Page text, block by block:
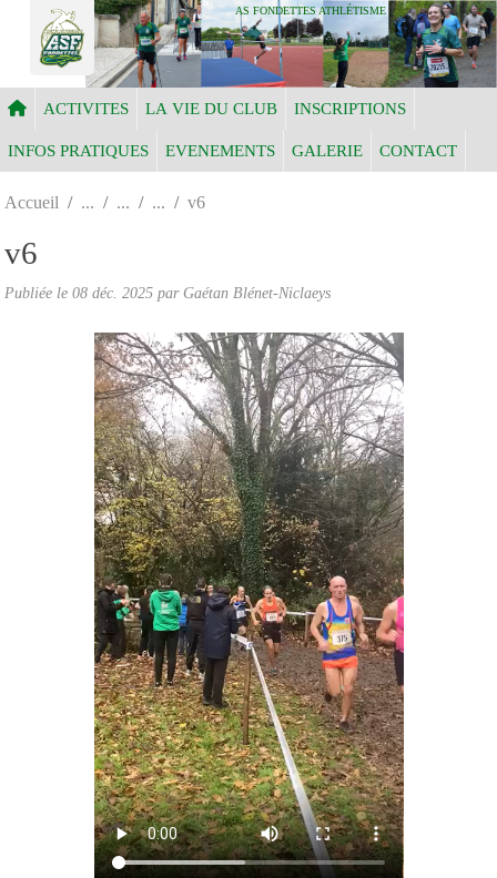
AS FONDETTES ATHLÉTISME
ACTIVITES LA VIE DU CLUB INSCRIPTIONS
INFOS PRATIQUES EVENEMENTS GALERIE CONTACT
Accueil v6
v6
Publiée le 08 déc. 2025 par Gaétan Blénet-Niclaeys
Panneau de gestion des cookies